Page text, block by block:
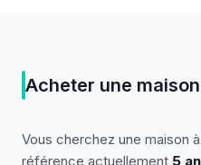
Acheter une maison
Vous cherchez une maison
référence actuellement 5